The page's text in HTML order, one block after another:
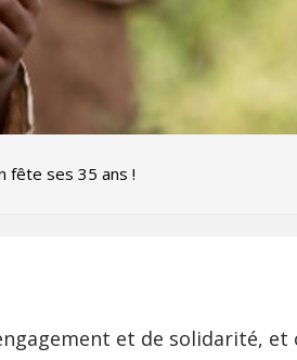
fête ses 35 ans !
et de solidarité,